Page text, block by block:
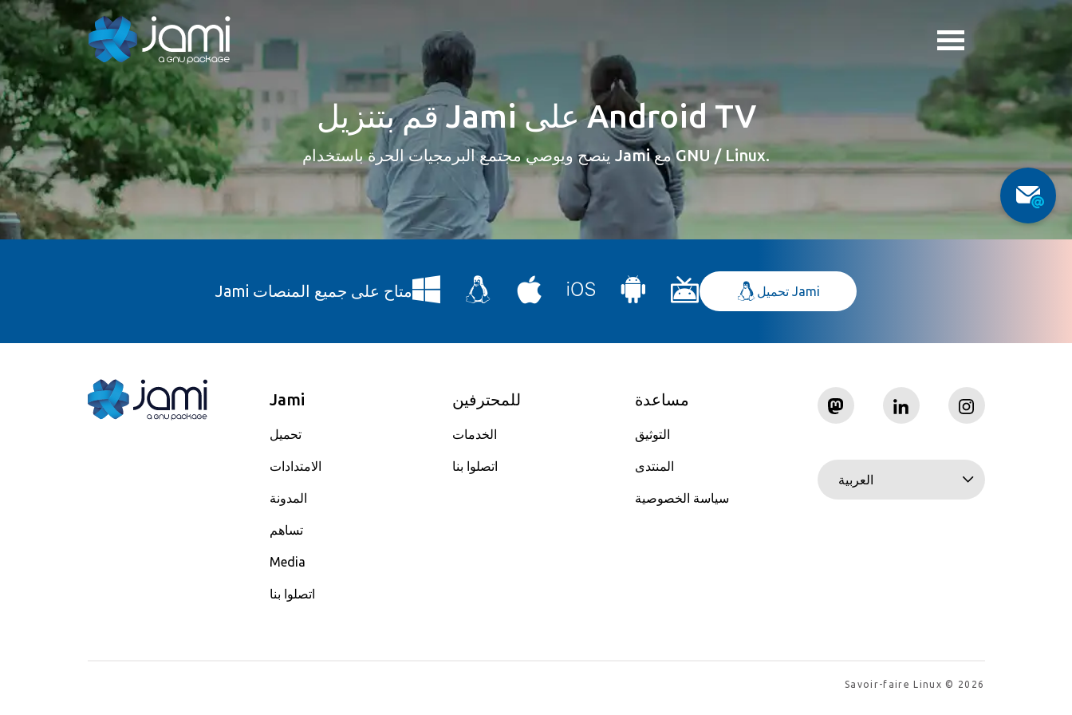
قم بتنزيل Jami على Android TV
ينصح ويوصي مجتمع البرمجيات الحرة باستخدام Jami مع GNU / Linux.
Jami متاح على جميع المنصات تحميل Jami
Jami
تحميل
الامتدادات
المدونة
تساهم
Media
اتصلوا بنا
للمحترفين
الخدمات
اتصلوا بنا
مساعدة
التوثيق
المنتدى
سياسة الخصوصية
العربية
Savoir-faire Linux © 2026